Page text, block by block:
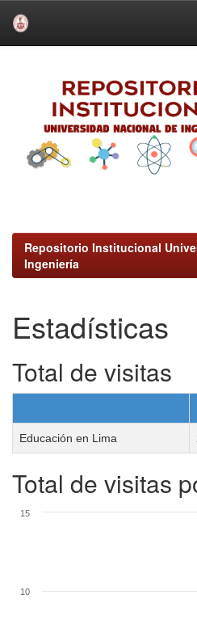
Repositorio Institucional
Ingeniería
Estadísticas
Total de visitas
Educación en Lima
Total de visitas
10
15